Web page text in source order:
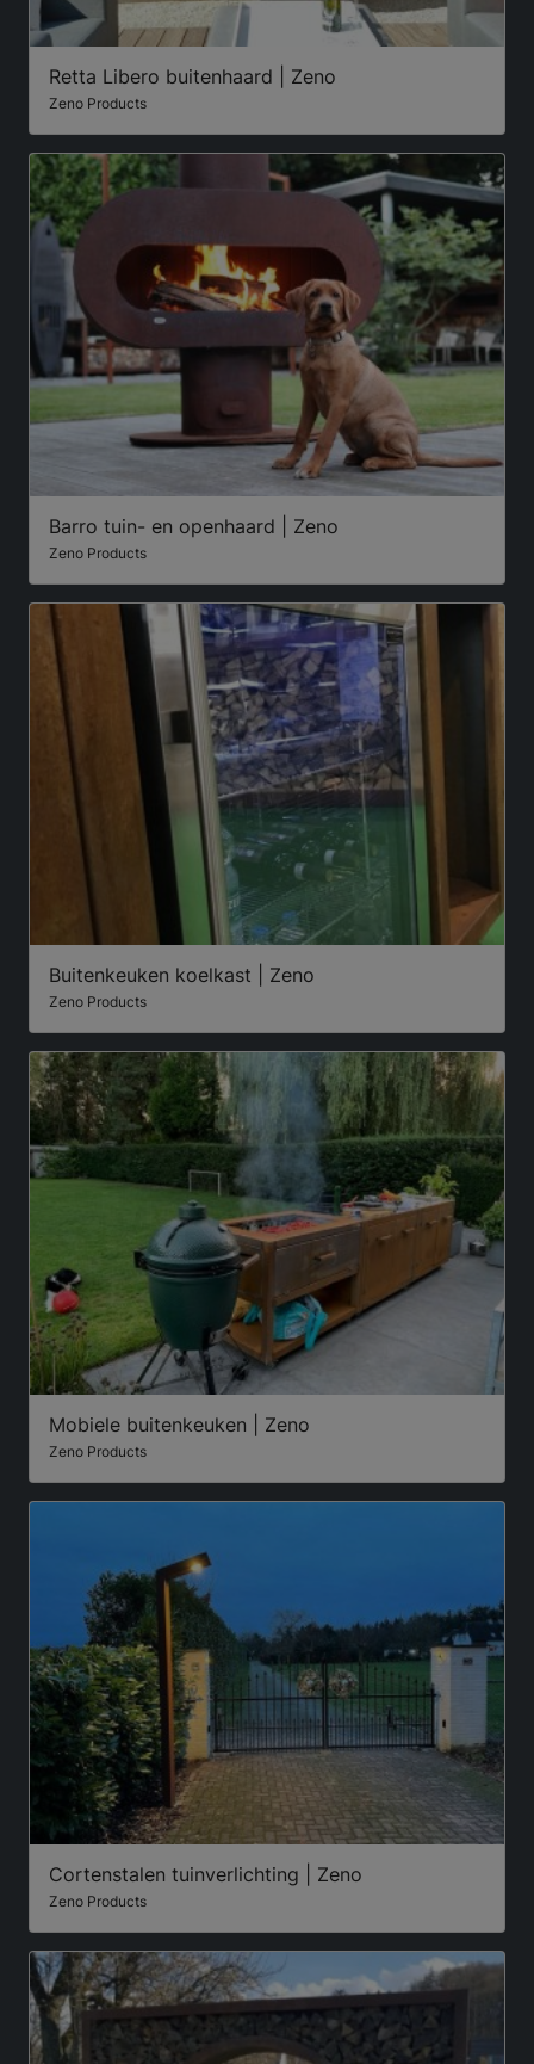
Retta Libero buitenhaard | Zeno
Zeno Products
Barro tuin- en openhaard | Zeno
Zeno Products
Buitenkeuken koelkast | Zeno
Zeno Products
Mobiele buitenkeuken | Zeno
Zeno Products
Cortenstalen tuinverlichting | Zeno
Zeno Products